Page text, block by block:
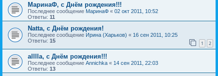
МаринаФ, с Днём рождения!!!
Последнее сообщение МаринаФ « 02 окт 2011, 10:52
Ответы: 11
Natta, с Днём рождения!
Последнее сообщение Ирина (Харьков) « 16 сен 2011, 10:25
Ответы: 15 1 2
alllla, с Днём рождения!!!
Последнее сообщение Annichka « 14 сен 2011, 22:03
Ответы: 13